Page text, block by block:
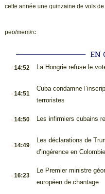
cette année une quinzaine de vols
peo/mem/rc
EN
14:52 La Hongrie refuse le
14:51
Cuba condamne
terroristes
14:50 Les infirmiers cubains
14:49
Les déclarations de
d’ingérence en Colombie
16:23
Le Premier ministre
européen de chantage